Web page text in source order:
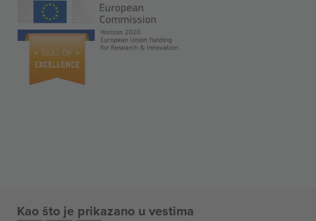
Kao što je prikazano u vestima